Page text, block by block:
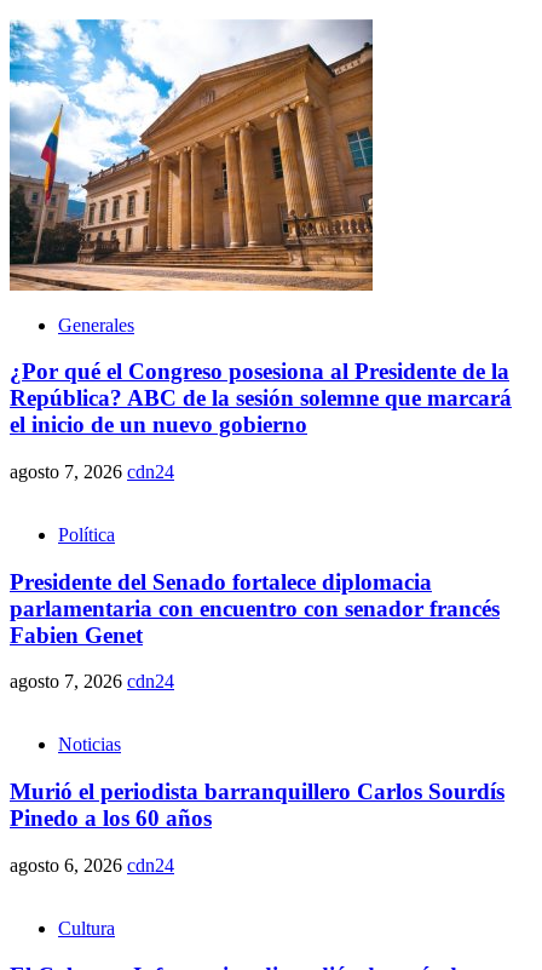
Generales
¿Por qué el Congreso posesiona al Presidente de la
República? ABC de la sesión solemne que marcará
el inicio de un nuevo gobierno
agosto 7, 2026 cdn24
Política
Presidente del Senado fortalece diplomacia
parlamentaria con encuentro con senador francés
Fabien Genet
agosto 7, 2026 cdn24
Noticias
Murió el periodista barranquillero Carlos Sourdís
Pinedo a los 60 años
agosto 6, 2026 cdn24
Cultura